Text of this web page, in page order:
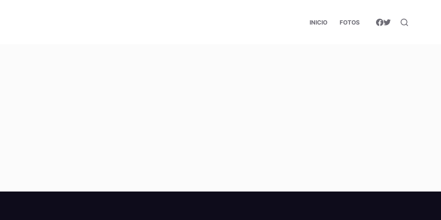
INICIO FOTOS